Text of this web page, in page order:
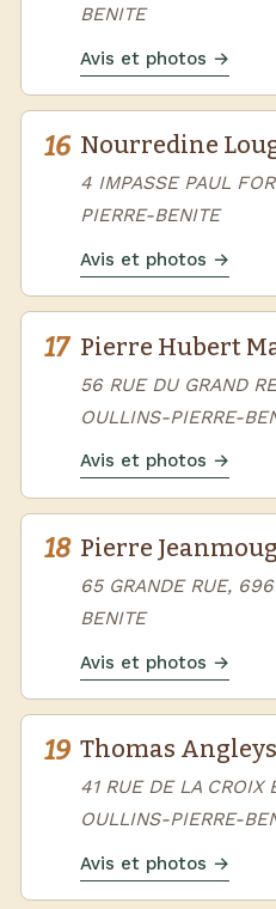
BENITE
Avis et photos →
16 Nourredine
4 IMPASSE PAUL
PIERRE-BENITE
Avis et photos →
17 Pierre Hubert
56 RUE DU GRAND
OULLINS-PIERRE-
Avis et photos →
18 Pierre
65 GRANDE RUE,
BENITE
Avis et photos →
19 Thomas
41 RUE DE LA CROIX
OULLINS-PIERRE-
Avis et photos →